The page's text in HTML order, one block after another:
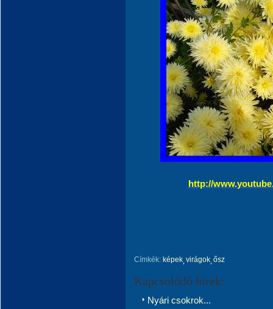
http://
Címkék: képek virágok ősz
Kapcsolódó hírek:
Nyári csokrok...